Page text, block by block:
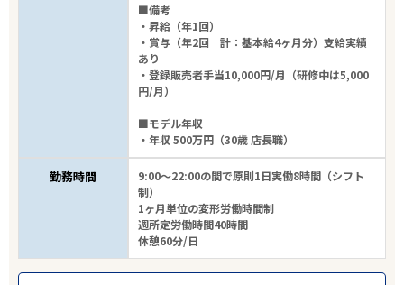
エリアで探す 駅から探す
富良野市
雇用形態
■備考
・昇給（年1回）
・賞与（年2回 計：基本給4ヶ月分）支給実績
あり
・登録販売者手当10,000円/月（研修中は5,000
円/月）
■モデル年収
・年収 500万円（30歳 店長職）
勤務時間
9:00～22:00の間で原則1日実働8時間（シフト
制）
1ヶ月単位の変形労働時間制
週所定労働時間40時間
休憩60分/日